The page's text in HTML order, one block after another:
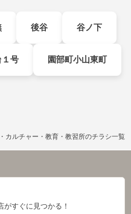
後谷 谷ノ下
１号 園部町小山東町
カルチャー・教育・教習所のチラシ一覧
がすぐに見つかる！